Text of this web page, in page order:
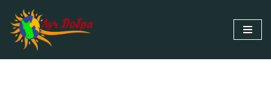
Перейти
содержимому